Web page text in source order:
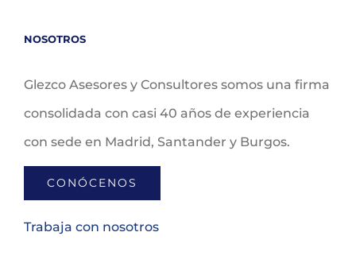
NOSOTROS
Glezco Asesores y Consultores somos una firma
consolidada con casi 40 años de experiencia
con sede en Madrid, Santander y Burgos.
CONÓCENOS
Trabaja con nosotros